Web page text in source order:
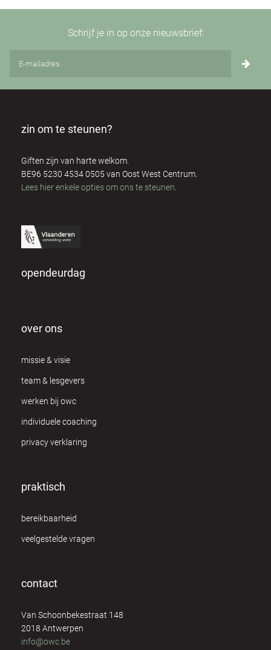
Schrijf je in op onze nieuwsbrief:
zin om te steunen?
Giften zijn van harte welkom.
BE96 5230 4534 0505 van Oost West Centrum.
Lees hier enkele opties om ons te steunen
opendeurdag
over ons
missie & visie
team & lesgevers
werken bij owc
individuele coaching
privacy verklaring
praktisch
bereikbaarheid
veelgestelde vragen
contact
Van Schoonbekestraat 148
2018 Antwerpen
info@owc.be